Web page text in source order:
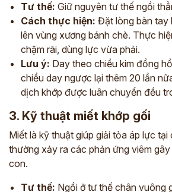
Tư thế: Giữ nguyên tư thế ngồi
Cách thực hiện: Đặt lòng bàn tay
lên vùng xương bánh chè. Thực
chậm rãi, dùng lực vừa phải.
Lưu ý: Day theo chiều kim đồng
chiều day ngược lại thêm 20 lần
dịch khớp được luân chuyển đều
3. Kỹ thuật miết khớp gối
Miết là kỹ thuật giúp giải tỏa áp lực tại
thường xảy ra các phản ứng viêm
con.
Tư thế: Ngồi ở tư thế chân vuông